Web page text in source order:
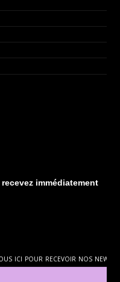
immédiatement
ici pour recevoir nos news